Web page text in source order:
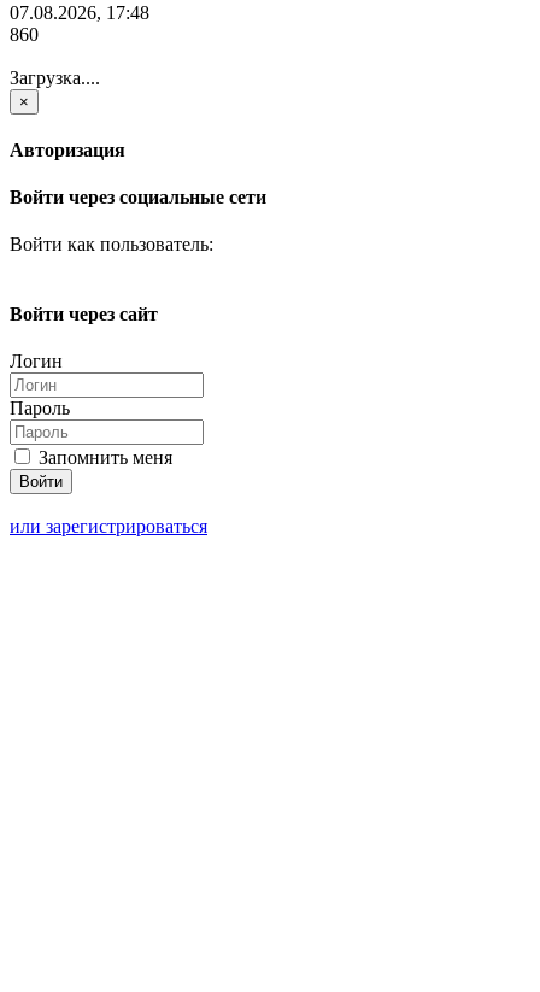
07.08.2026, 17:48
860
Загрузка....
×
Авторизация
Войти через социальные сети
Войти как пользователь:
Войти через сайт
Логин
Пароль
Запомнить меня
или зарегистрироваться